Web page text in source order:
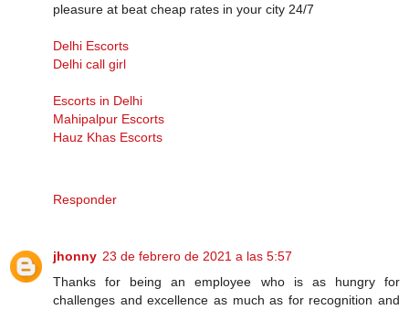
pleasure at beat cheap rates in your city 24/7
Delhi Escorts
Delhi call girl
Escorts in Delhi
Mahipalpur Escorts
Hauz Khas Escorts
Responder
jhonny 23 de febrero de 2021 a las 5:57
Thanks for being an employee who is as hungry for
challenges and excellence as much as for recognition and